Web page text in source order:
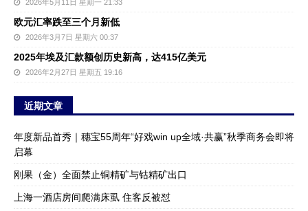
2026年5月11日 星期一 21:33
欧元汇率跌至三个月新低
2026年3月7日 星期六 00:37
2025年埃及汇款额创历史新高，达415亿美元
2026年2月27日 星期五 19:16
近期文章
年度新品首秀｜穗宝55周年“好戏win up全域·共赢”秋季商务会即将
启幕
刚果（金）全面禁止铜精矿与钴精矿出口
上海一酒店房间爬满床虱 住客反被怼